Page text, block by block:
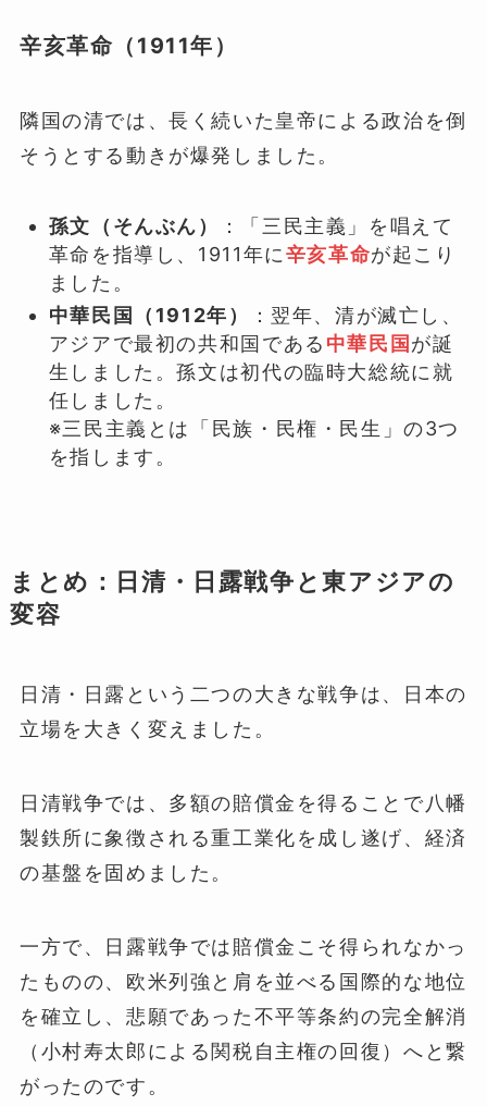
辛亥革命（1911年）
隣国の清では、長く続いた皇帝による政治を倒
そうとする動きが爆発しました。
孫文（そんぶん）
：「三民主義」を唱えて
革命を指導し、1911年に辛亥革命が起こり
ました。
中華民国（1912年）
：翌年、清が滅亡し、
アジアで最初の共和国である 中華民国 が誕
生しました。孫文は初代の臨時大総統に就
任しました。
※三民主義とは「民族・民権・民生」の3つ
を指します。
まとめ：日清・日露戦争と東アジアの
変容
日清・日露という二つの大きな戦争は、日本の
立場を大きく変えました。
日清戦争では、多額の賠償金を得ることで八幡
製鉄所に象徴される重工業化を成し遂げ、経済
の基盤を固めました。
一方で、日露戦争では賠償金こそ得られなかっ
たものの、欧米列強と肩を並べる国際的な地位
を確立し、悲願であった不平等条約の完全解消
（小村寿太郎による関税自主権の回復）へと繋
がったのです。